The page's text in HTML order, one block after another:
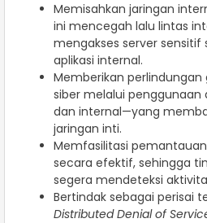
Memisahkan jaringan
ini mencegah lalu lintas
mengakses server sensitif
aplikasi internal.
Memberikan perlindungan
siber melalui penggunaan
dan internal—yang
jaringan inti.
Memfasilitasi
secara efektif, sehingga
segera mendeteksi
Bertindak sebagai perisai
Distributed Denial of